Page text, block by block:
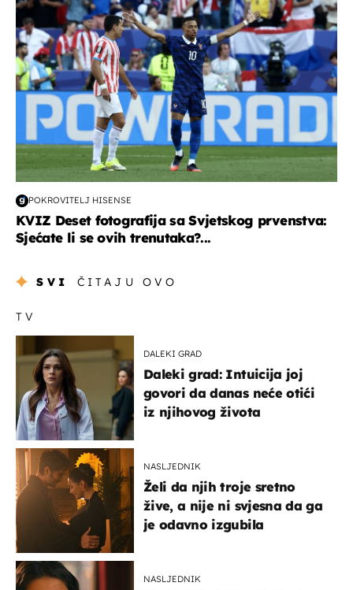
POKROVITELJ HISENSE
KVIZ Deset fotografija sa Svjetskog prvenstva:
Sjećate li se ovih trenutaka?...
SVI ČITAJU OVO
TV
DALEKI GRAD
Daleki grad: Intuicija joj
govori da danas neće otići
iz njihovog života
NASLJEDNIK
Želi da njih troje sretno
žive, a nije ni svjesna da ga
je odavno izgubila
NASLJEDNIK